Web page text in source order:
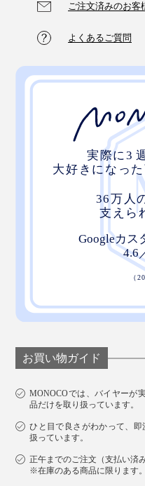
ご注文済みのお客
よくあるご質問
お買い物ガイド
MONOCOでは、バイヤーが
品だけを取り扱っています。
ひと目で良さがわかって、即
扱っています。
正午までのご注文（支払い済
※在庫のある商品に限ります。